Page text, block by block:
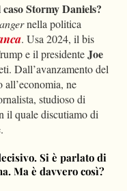
Stormy Daniels?
nella politica
. Usa 2024, il bis
e il presidenteJoe
Dall’avanzamento del
ne
studioso di
il quale discutiamo di
Si è parlato di
Ma è davvero così?